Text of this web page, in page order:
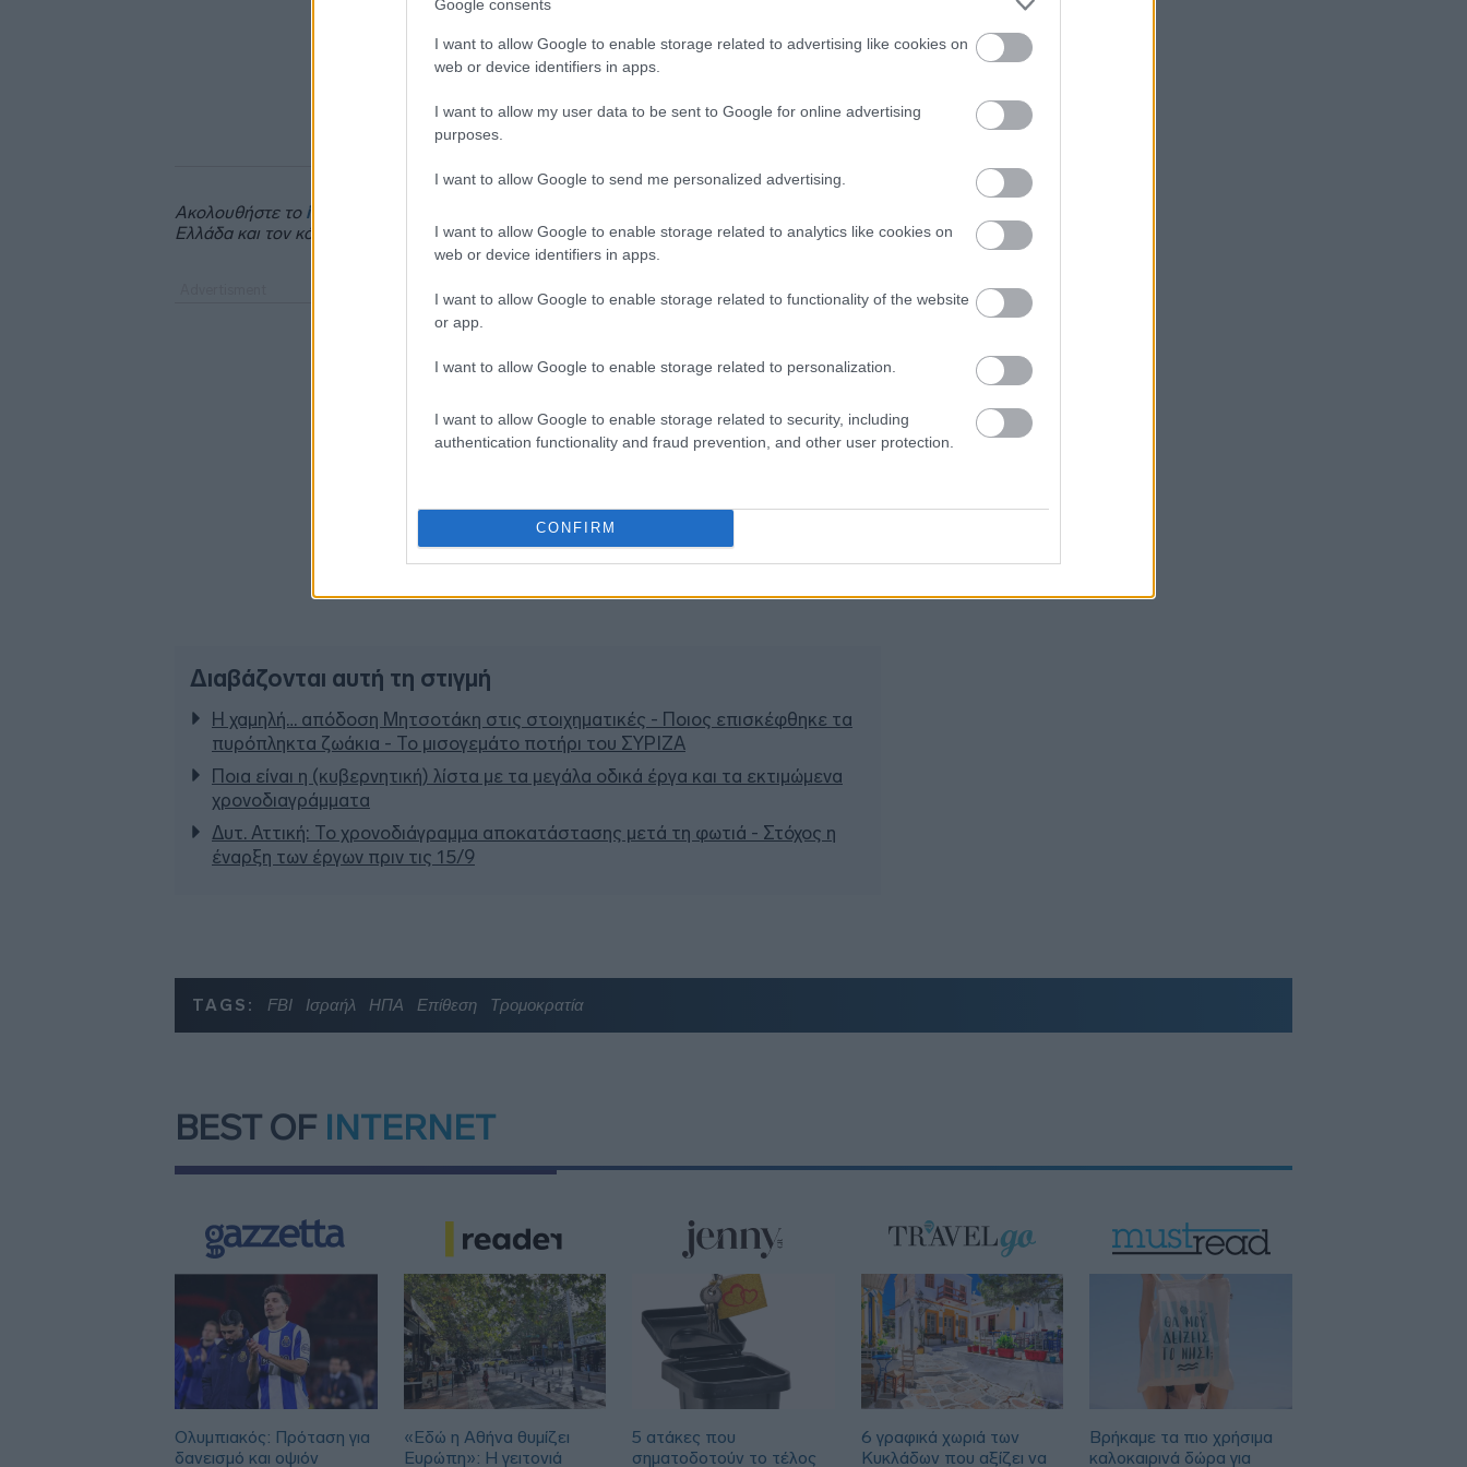
Google consents
I want to allow Google to enable storage related to advertising like cookies on
web or device identifiers in apps.
I want to allow my user data to be sent to Google for online advertising
purposes.
I want to allow Google to send me personalized advertising.
I want to allow Google to enable storage related to analytics like cookies on
web or device identifiers in apps.
I want to allow Google to enable storage related to functionality of the website
or app.
I want to allow Google to enable storage related to personalization.
I want to allow Google to enable storage related to security, including
authentication functionality and fraud prevention, and other user protection.
CONFIRM
Ακολουθήστε το insider.gr στο Google News
Ελλάδα και τον κόσμο.
Διαβάζονται αυτή τη στιγμή
Η χαμηλή… απόδοση Μητσοτάκη στις στοιχηματικές - Ποιος επισκέφθηκε τα
πυρόπληκτα ζωάκια - Το μισογεμάτο ποτήρι του ΣΥΡΙΖΑ
Ποια είναι η (κυβερνητική) λίστα με τα μεγάλα οδικά έργα και τα εκτιμώμενα
χρονοδιαγράμματα
Δυτ. Αττική: Το χρονοδιάγραμμα αποκατάστασης μετά τη φωτιά - Στόχος η
έναρξη των έργων πριν τις 15/9
ανάπλαση της ΔΕΘ
EasyJet έναντι 7,7 δισ. δολαρίων
Η Μόσχα καταδικάζει την απόφαση
δημοσιογράφο
Multiverse
της Apple για κλοπή εμπορικών
μυστικών
«bubble tea» Gong Cha - Στα 635 εκατ.
δολ. το deal
Σε εξέλιξη πυρκαγιά στην Αγία Μαρίνα
Ηλείας - Επιχειρούν ισχυρές επίγειες
TAGS: FBI Ισραήλ ΗΠΑ Επίθεση Τρομοκρατία
BEST OF INTERNET
Ολυμπιακός: Πρόταση για
δανεισμό και οψιόν
«Εδώ η Αθήνα θυμίζει
Ευρώπη»: H γειτονιά
5 ατάκες που
σηματοδοτούν το τέλος
6 γραφικά χωριά των
Κυκλάδων που αξίζει να
Βρήκαμε τα πιο χρήσιμα
καλοκαιρινά δώρα για